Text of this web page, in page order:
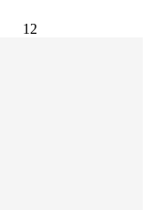
12